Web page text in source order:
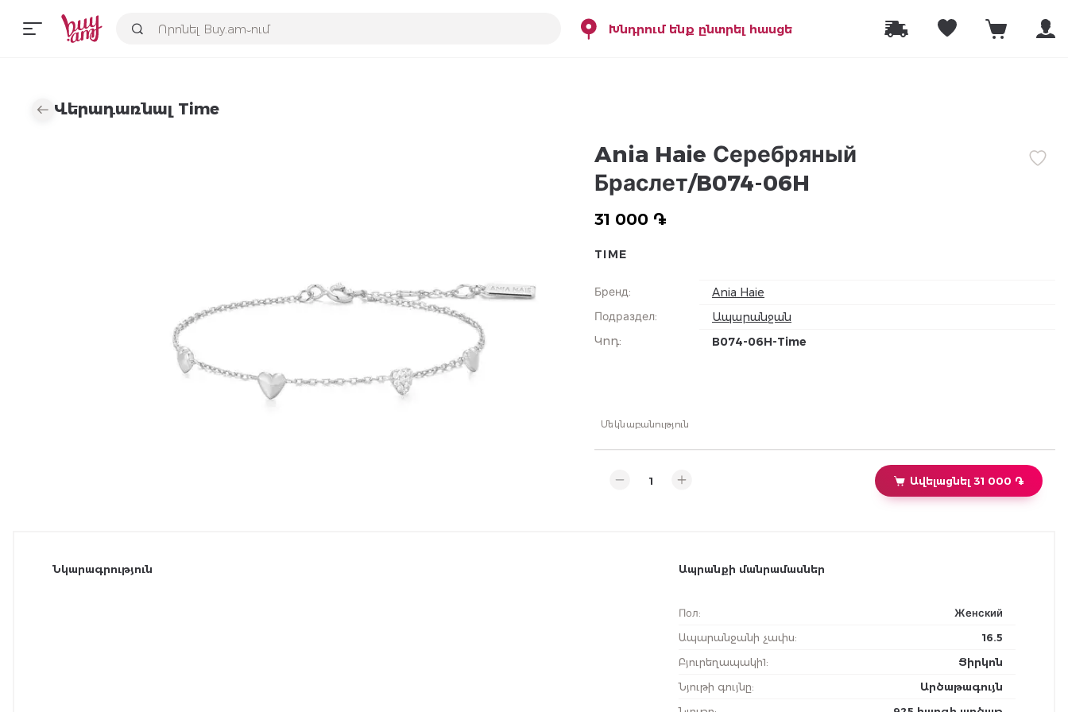
Խնդրում ենք ընտրել հասցե
Վերադառնալ Time
Ania Haie Серебряный
Браслет/B074-06H
31 000 ֏
TIME
Бренд:
Ania Haie
Подраздел:
Ապարանջան
Կոդ: B074-06H-Time
Մեկնաբանություն
Ավելացնել 31 000 ֏
Նկարագրություն Ապրանքի մանրամասներ
Пол:
Женский
Ապարանջանի չափս:
16.5
Բյուրեղապակի1:
Ցիրկոն
Նյութի գույնը:
Արծաթագույն